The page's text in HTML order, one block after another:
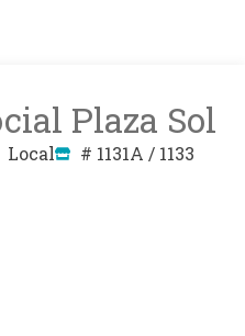
Plaza Sol
Local # 1131A / 1133